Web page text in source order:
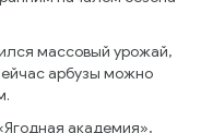
массовый урожай,
арбузы можно
академия»,